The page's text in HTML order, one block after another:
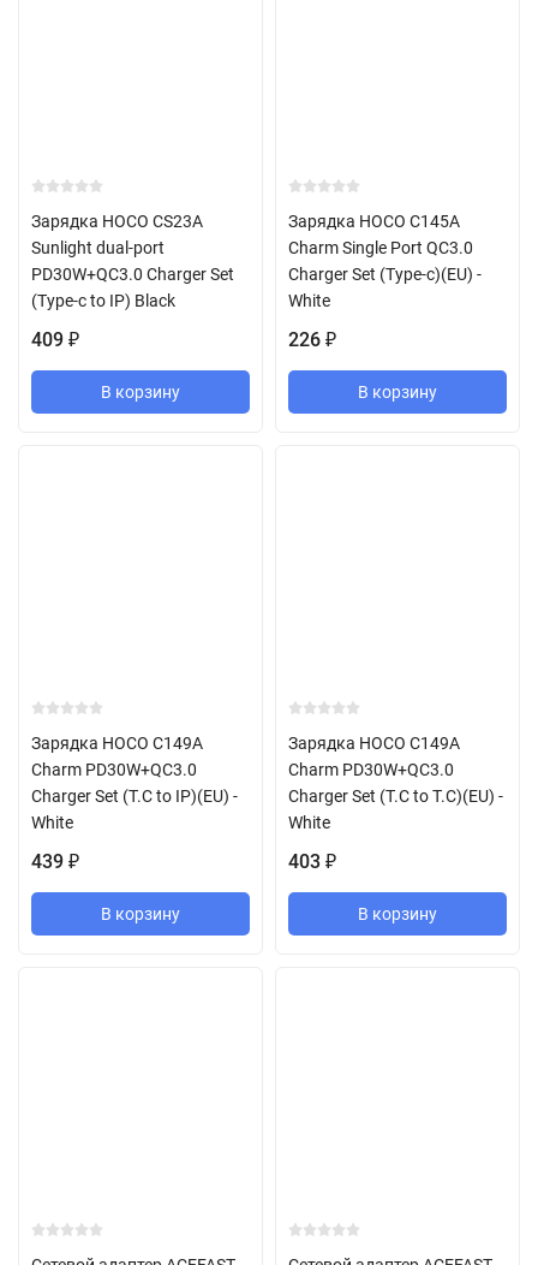
Зарядка HOCO CS23A
Sunlight dual-port
PD30W+QC3.0 Charger Set
(Type-c to IP) Black
409 ₽
В корзину
Зарядка HOCO C145A
Charm Single Port QC3.0
Charger Set (Type-c)(EU) -
White
226 ₽
В корзину
Зарядка HOCO C149A
Charm PD30W+QC3.0
Charger Set (T.C to IP)(EU) -
White
439 ₽
В корзину
Зарядка HOCO C149A
Charm PD30W+QC3.0
Charger Set (T.C to T.C)(EU) -
White
403 ₽
В корзину